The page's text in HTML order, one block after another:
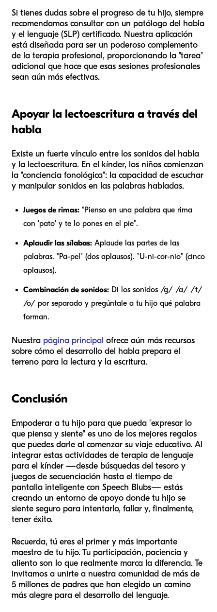
Si tienes dudas sobre el progreso de tu hijo, siempre
recomendamos consultar con un patólogo del habla
y el lenguaje (SLP) certificado. Nuestra aplicación
está diseñada para ser un poderoso complemento
de la terapia profesional, proporcionando la "tarea"
adicional que hace que esas sesiones profesionales
sean aún más efectivas.
Apoyar la lectoescritura a través del
habla
Existe un fuerte vínculo entre los sonidos del habla
y la lectoescritura. En el kínder, los niños comienzan
la "conciencia fonológica": la capacidad de escuchar
y manipular sonidos en las palabras habladas.
Juegos de rimas: "Pienso en una palabra que rima
con 'pato' y te lo pones en el pie".
Aplaudir las sílabas: Aplaude las partes de las
palabras. "Pa-pel" (dos aplausos). "U-ni-cor-nio" (cinco
aplausos).
Combinación de sonidos: Di los sonidos /g/ /a/ /t/
/o/ por separado y pregúntale a tu hijo qué palabra
forman.
Nuestra página principal ofrece aún más recursos
sobre cómo el desarrollo del habla prepara el
terreno para la lectura y la escritura.
Conclusión
Empoderar a tu hijo para que pueda "expresar lo
que piensa y siente" es uno de los mejores regalos
que puedes darle al comenzar su viaje educativo. Al
integrar estas actividades de terapia de lenguaje
para el kínder —desde búsquedas del tesoro y
juegos de secuenciación hasta el tiempo de
pantalla inteligente con Speech Blubs— estás
creando un entorno de apoyo donde tu hijo se
siente seguro para intentarlo, fallar y, finalmente,
tener éxito.
Recuerda, tú eres el primer y más importante
maestro de tu hijo. Tu participación, paciencia y
aliento son lo que realmente marca la diferencia. Te
invitamos a unirte a nuestra comunidad de más de
5 millones de padres que han elegido un camino
más alegre para el desarrollo del lenguaje.